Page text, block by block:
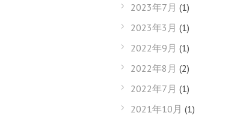
2023年7月 (1)
2023年3月 (1)
2022年9月 (1)
2022年8月 (2)
2022年7月 (1)
2021年10月 (1)